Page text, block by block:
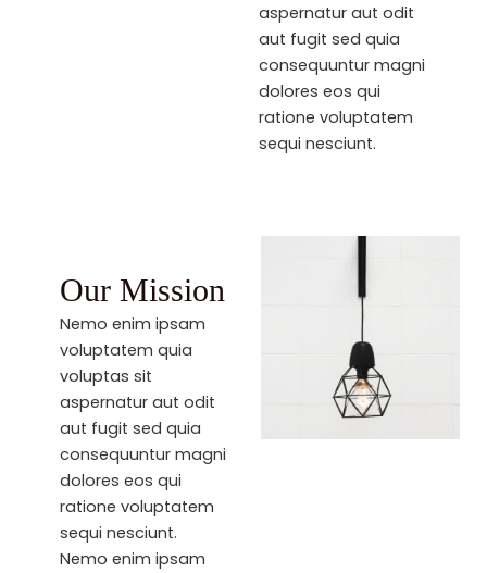
aspernatur aut odit
aut fugit sed quia
consequuntur magni
dolores eos qui
ratione voluptatem
sequi nesciunt.
Our Mission
Nemo enim ipsam
voluptatem quia
voluptas sit
aspernatur aut odit
aut fugit sed quia
consequuntur magni
dolores eos qui
ratione voluptatem
sequi nesciunt.
Nemo enim ipsam